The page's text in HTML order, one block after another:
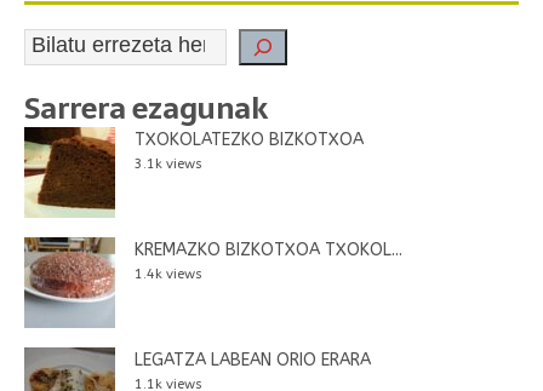
Sarrera ezagunak
TXOKOLATEZKO BIZKOTXOA
3.1k views
KREMAZKO BIZKOTXOA TXOKOL...
1.4k views
LEGATZA LABEAN ORIO ERARA
1.1k views